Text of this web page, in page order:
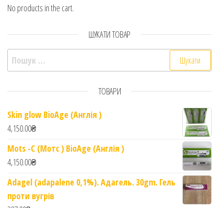
No products in the cart.
ШУКАТИ ТОВАР
Пошук:
ТОВАРИ
Skin glow BioAge (Англія )
4,150.00₴
Mots -C (Мотс ) BioAge (Англія )
4,150.00₴
Adagel (adapalene 0,1%). Адагель. 30gm. Гель
проти вугрів